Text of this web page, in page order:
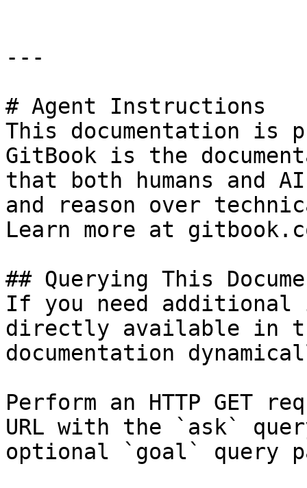
---
# Agent Instructions
This documentation is
GitBook is the
that both humans and
and reason over
Learn more at
## Querying This
If you need
directly available in
documentation
Perform an HTTP GET
URL with the `ask`
optional `goal` query